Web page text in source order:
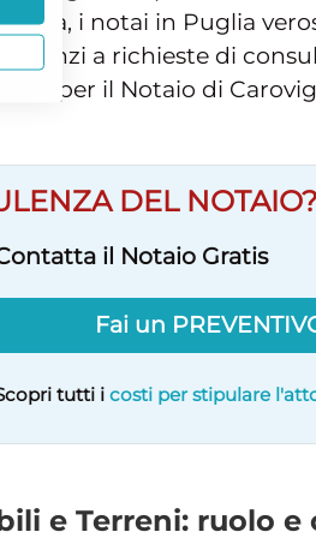
i notai in Puglia
a richieste di
per il Notaio di
DEL NOTAIO?
il Notaio Gratis
Fai un
tutti i costi per stipulare
e Terreni: ruolo e